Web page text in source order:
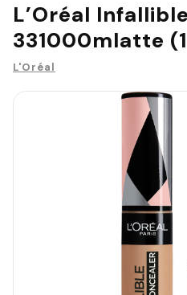
L’Oréal
331000mlatte
L'Oréal